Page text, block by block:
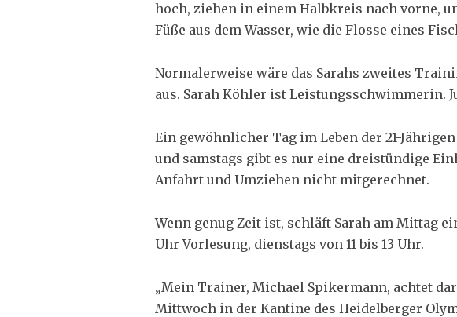
hoch, ziehen in einem Halbkreis nach vorne,
Füße aus dem Wasser, wie die Flosse eines
Normalerweise wäre das Sarahs zweites
aus. Sarah Köhler ist Leistungsschwimmerin.
Ein gewöhnlicher Tag im Leben der 21-
und samstags gibt es nur eine dreistündige
Anfahrt und Umziehen nicht mitgerechnet.
Wenn genug Zeit ist, schläft Sarah am Mittag
Uhr Vorlesung, dienstags von 11 bis 13 Uhr.
„Mein Trainer, Michael Spikermann, achtet
Mittwoch in der Kantine des Heidelberger